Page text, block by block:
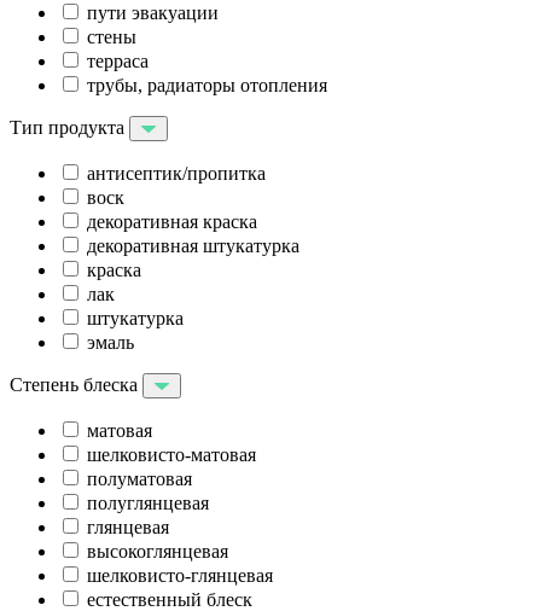
пути эвакуации
стены
терраса
трубы, радиаторы отопления
Тип продукта
антисептик/пропитка
воск
декоративная краска
декоративная штукатурка
краска
лак
штукатурка
эмаль
Степень блеска
матовая
шелковисто-матовая
полуматовая
полуглянцевая
глянцевая
высокоглянцевая
шелковисто-глянцевая
естественный блеск